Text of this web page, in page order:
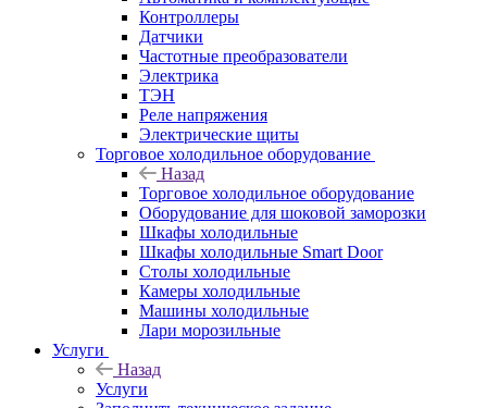
Контроллеры
Датчики
Частотные преобразователи
Электрика
ТЭН
Реле напряжения
Электрические щиты
Торговое холодильное оборудование
Назад
Торговое холодильное оборудование
Оборудование для шоковой заморозки
Шкафы холодильные
Шкафы холодильные Smart Door
Столы холодильные
Камеры холодильные
Машины холодильные
Лари морозильные
Услуги
Назад
Услуги